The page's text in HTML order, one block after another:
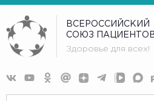
ВСЕРОССИЙСКИЙ
СОЮЗ
Здоровье для всех!